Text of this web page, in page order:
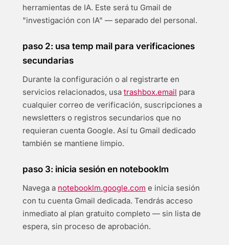
herramientas de IA. Este será tu Gmail de
"investigación con IA" — separado del personal.
paso 2: usa temp mail para verificaciones
secundarias
Durante la configuración o al registrarte en
servicios relacionados, usa trashbox.email para
cualquier correo de verificación, suscripciones a
newsletters o registros secundarios que no
requieran cuenta Google. Así tu Gmail dedicado
también se mantiene limpio.
paso 3: inicia sesión en notebooklm
Navega a notebooklm.google.com e inicia sesión
con tu cuenta Gmail dedicada. Tendrás acceso
inmediato al plan gratuito completo — sin lista de
espera, sin proceso de aprobación.